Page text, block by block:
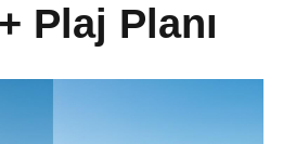
Plaj Planı